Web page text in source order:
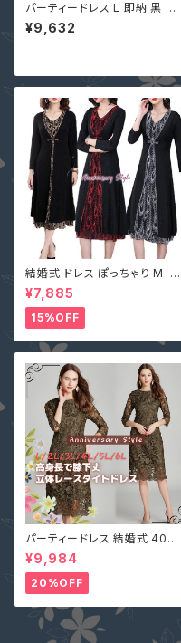
パーティードレス L 即納 黒 五
分袖 大人可愛い 総レース MD-
S673016 ワンピース マキシ丈
¥9,632
結婚式 ドレス ぽっちゃり M-5L
一部即納 黒 シルバー ゴールド
大きいサイズ レディース SZLN
-55076 パーティードレス 長袖
ワンピース フォーマルドレス 30
代 40代 50代
¥7,885
15%OFF
パーティードレス 結婚式 40代
大きいサイズ オリーブ L(S寄り
M) 5L 即納 2L 3L 4L 6L MD
-1164467 袖あり 七分袖 花柄
刺繍 総レース ワンピース タイ
ト Aライン 春
¥9,984
20%OFF